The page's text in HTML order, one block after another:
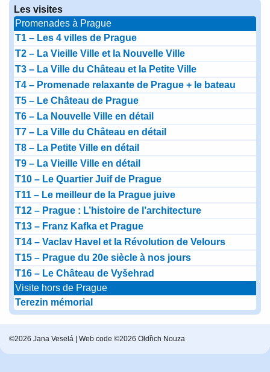
Les visites
Promenades à Prague
T1 – Les 4 villes de Prague
T2 – La Vieille Ville et la Nouvelle Ville
T3 – La Ville du Château et la Petite Ville
T4 – Promenade relaxante de Prague + le bateau
T5 – Le Château de Prague
T6 – La Nouvelle Ville en détail
T7 – La Ville du Château en détail
T8 – La Petite Ville en détail
T9 – La Vieille Ville en détail
T10 – Le Quartier Juif de Prague
T11 – Le meilleur de la Prague juive
T12 – Prague : L’histoire de l’architecture
T13 – Franz Kafka et Prague
T14 – Vaclav Havel et la Révolution de Velours
T15 – Prague du 20e siècle à nos jours
T16 – Le Château de Vyšehrad
Visite hors de Prague
Terezin mémorial
©2026 Jana Veselá | Web code ©2026 Oldřich Nouza